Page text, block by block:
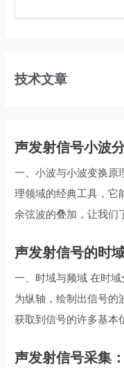
技术文章
声发射信号小波
一、小波与小波变换原
理领域的经典工具，它
余弦波的叠加，让我们
声发射信号的时
一、时域与频域 在时
为纵轴，绘制出信号的
获取到信号的许多基本
声发射信号采集